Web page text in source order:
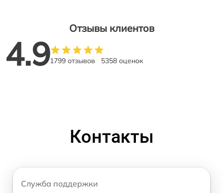
Отзывы клиентов
4.91799 отзывов 5358 оценок
Контакты
Служба поддержки